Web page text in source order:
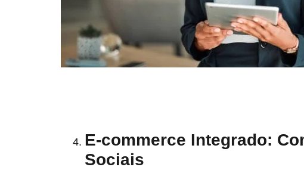
E-commerce Integrado:
Sociais